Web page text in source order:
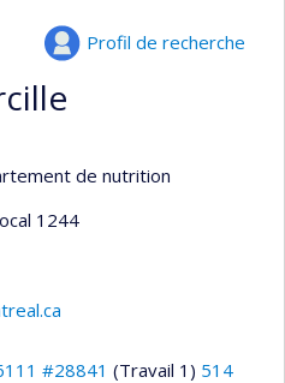
Profil de recherche
de nutrition
1244
#28841 (Travail 1) 514